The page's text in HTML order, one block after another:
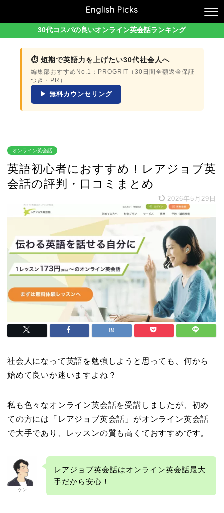
English Picks
30代コスパの良いオンライン英会話ランキング
⏱ 短期で英語力を上げたい30代社会人へ
編集部おすすめNo.1：PROGRIT（30日間全額返金保証
つき・PR）
▶ 無料カウンセリング
オンライン英会話
英語初心者におすすめ！レアジョブ英
会話の評判・口コミまとめ
2026年5月29日
社会人になって英語を勉強しようと思っても、何から
始めて良いか迷いますよね？
私も色々なオンライン英会話を受講しましたが、初め
ての方には「レアジョブ英会話」がオンライン英会話
で大手であり、レッスンの質も高くておすすめです。
ケン
レアジョブ英会話はオンライン英会話最大
手だから安心！